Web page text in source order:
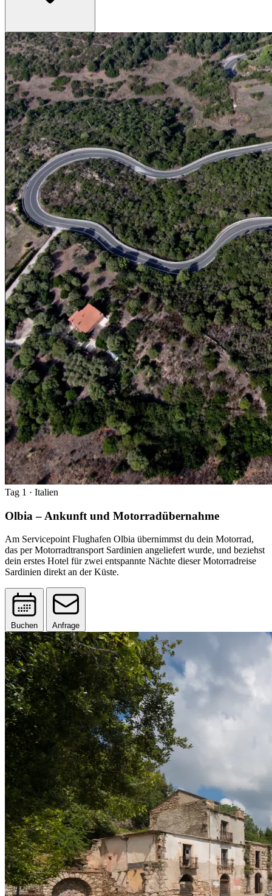
Tag 1 · Italien
Olbia – Ankunft und Motorradübernahme
Am Servicepoint Flughafen Olbia übernimmst du dein Motorrad,
das per Motorradtransport Sardinien angeliefert wurde, und beziehst
dein erstes Hotel für zwei entspannte Nächte dieser Motorradreise
Sardinien direkt an der Küste.
Buchen Anfrage